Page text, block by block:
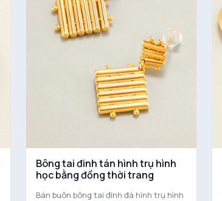
Bông tai đinh tán hình trụ hình
học bằng đồng thời trang
Bán buôn bông tai đính đá hình trụ hình